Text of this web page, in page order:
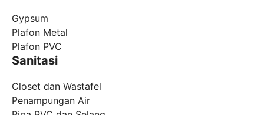
Gypsum
Plafon Metal
Plafon PVC
Sanitasi
Closet dan Wastafel
Penampungan Air